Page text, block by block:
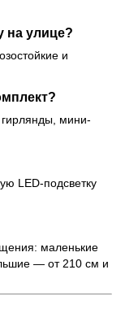
на улице?
и
мини-
LED-подсветку
маленькие
— от 210 см и